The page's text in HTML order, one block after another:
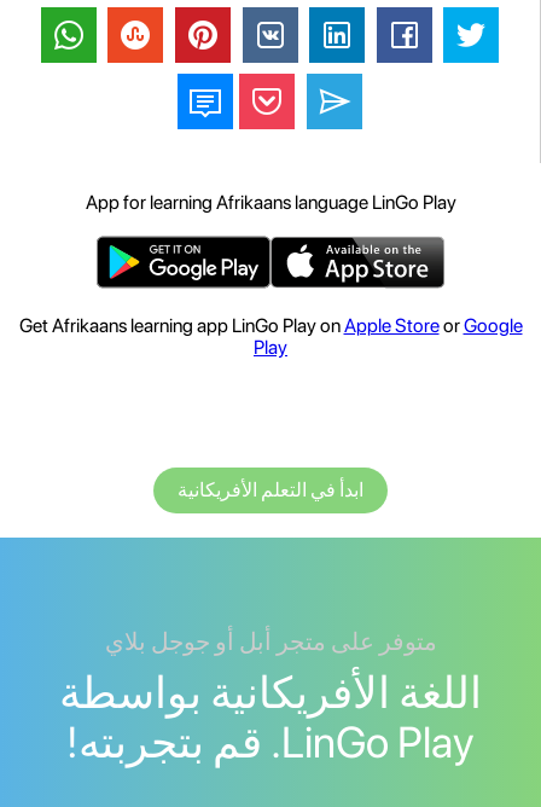
App for learning Afrikaans language LinGo Play
Get Afrikaans learning app LinGo Play onApple StoreorGoogle
Play
ابدأ في التعلم الأفريكانية
متوفر على متجر أبل أو جوجل بلاي
اللغة الأفريكانية بواسطة
LinGo Play. قم بتجربته!